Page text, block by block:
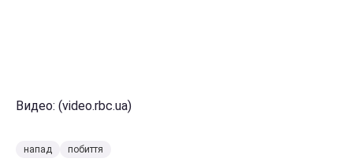
Видео: (video.rbc.ua)
напад побиття